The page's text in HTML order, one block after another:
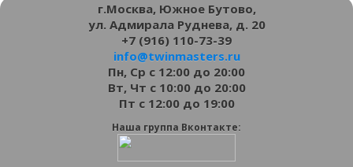
г.Москва, Южное Бутово,
ул. Адмирала Руднева, д. 20
+7 (916) 110-73-39
info@twinmasters.ru
Пн, Ср с 12:00 до 20:00
Вт, Чт с 10:00 до 20:00
Пт с 12:00 до 19:00
Наша группа Вконтакте: